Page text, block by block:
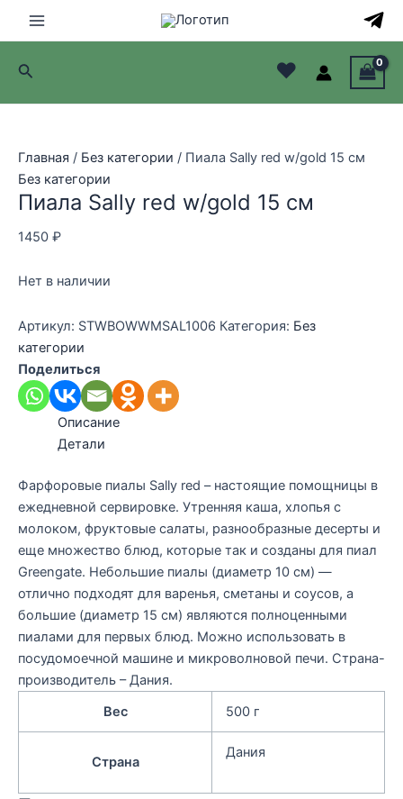
Main
Menu
Поиск ♥
Главная / Без категории / Пиала Sally red w/gold 15 см
Без категории
Пиала Sally red w/gold 15 см
1450 ₽
Нет в наличии
Артикул: STWBOWWMSAL1006 Категория: Без
категории
Поделиться
Описание
Детали
Фарфоровые пиалы Sally red – настоящие помощницы в
ежедневной сервировке. Утренняя каша, хлопья с
молоком, фруктовые салаты, разнообразные десерты и
еще множество блюд, которые так и созданы для пиал
Greengate. Небольшие пиалы (диаметр 10 см) —
отлично подходят для варенья, сметаны и соусов, а
большие (диаметр 15 см) являются полноценными
пиалами для первых блюд. Можно использовать в
посудомоечной машине и микроволновой печи. Страна-
производитель – Дания.
Вес
500 г
Страна
Дания